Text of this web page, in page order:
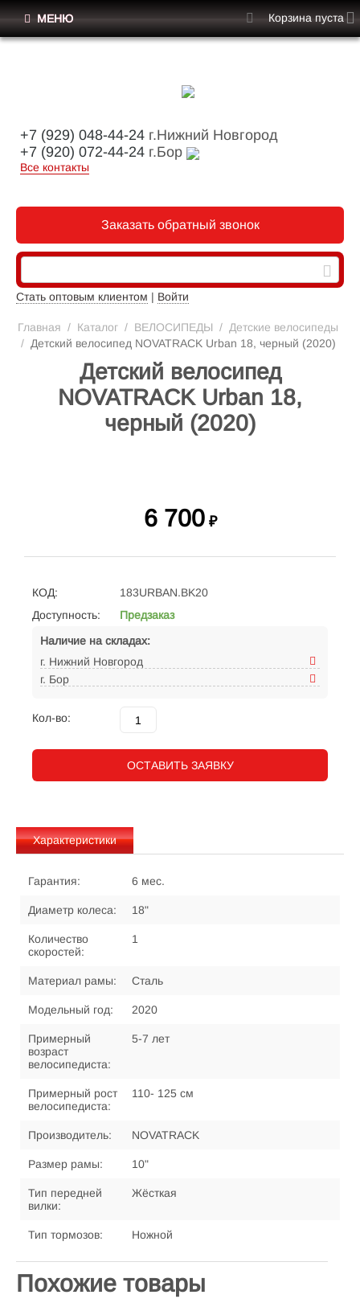
+7 (929) 048-44-24 г.Нижний Новгород
+7 (920) 072-44-24 г.Бор
Все контакты
Заказать обратный звонок
Стать оптовым клиентом | Войти
МЕНЮ Корзина пуста
Главная / Каталог / ВЕЛОСИПЕДЫ / Детские велосипеды
/ Детский велосипед NOVATRACK Urban 18, черный (2020)
Детский велосипед
NOVATRACK Urban 18,
черный (2020)
6 700 ₽
КОД:
183URBAN.BK20
Доступность:
Предзаказ
Наличие на складах:
г. Нижний Новгород
г. Бор
Кол-во:
ОСТАВИТЬ ЗАЯВКУ
Характеристики
Гарантия: 6 мес.
Диаметр колеса: 18"
Количество
скоростей:
1
Материал рамы: Сталь
Модельный год: 2020
Примерный
возраст
велосипедиста:
5-7 лет
Примерный рост
велосипедиста:
110- 125 см
Производитель: NOVATRACK
Размер рамы: 10"
Тип передней
вилки:
Жёсткая
Тип тормозов: Ножной
Похожие товары